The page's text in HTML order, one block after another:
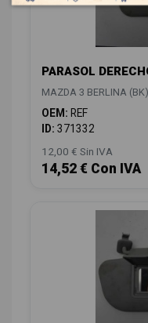
PARASOL
MAZDA 3 BERLINA (BK)
OEM: REF
ID: 371332
12,00 € Sin IVA
14,52 € Con IVA